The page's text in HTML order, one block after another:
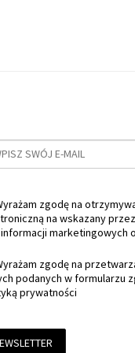
zgodę na
na wskazany
marketingowych
zgodę na
podanych w formularzu
prywatności